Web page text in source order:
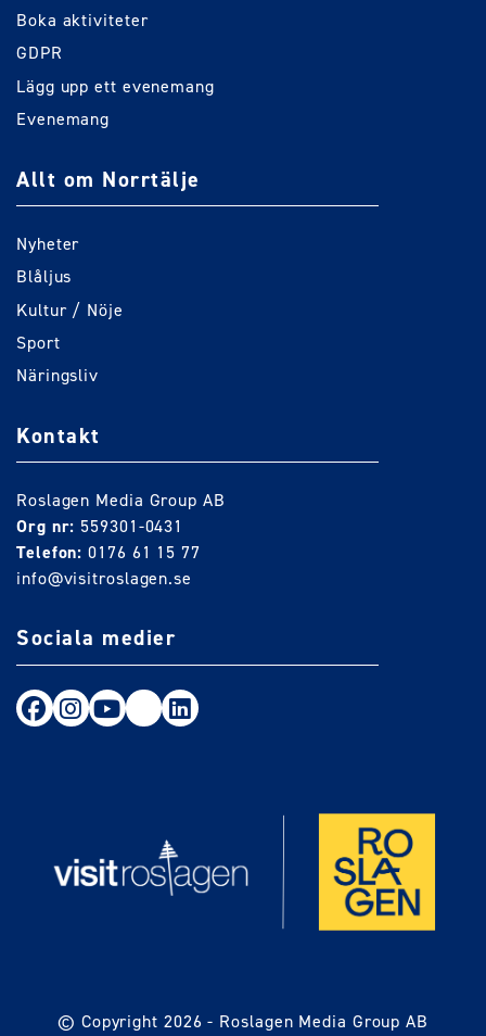
Boka aktiviteter
GDPR
Lägg upp ett evenemang
Evenemang
Allt om Norrtälje
Nyheter
Blåljus
Kultur / Nöje
Sport
Näringsliv
Kontakt
Roslagen Media Group AB
Org nr: 559301-0431
Telefon: 0176 61 15 77
info@visitroslagen.se
Sociala medier
Följ oss på Facebook
Följ oss på Instagram
Följ oss på Youtube
TikTokLinkedIn
© Copyright 2026 - Roslagen Media Group AB